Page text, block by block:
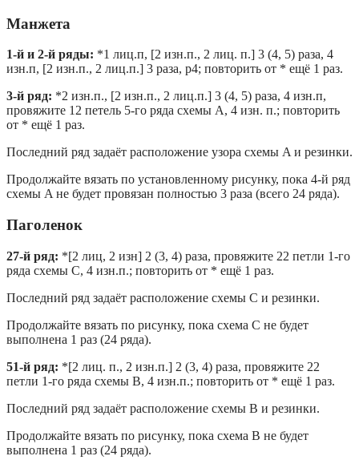
Манжета
1-й и 2-й ряды: *1 лиц.п, [2 изн.п., 2 лиц. п.] 3 (4, 5) раза, 4
изн.п, [2 изн.п., 2 лиц.п.] 3 раза, p4; повторить от * ещё 1 раз.
3-й ряд: *2 изн.п., [2 изн.п., 2 лиц.п.] 3 (4, 5) раза, 4 изн.п,
провяжите 12 петель 5-го ряда схемы A, 4 изн. п.; повторить
от * ещё 1 раз.
Последний ряд задаёт расположение узора схемы A и резинки.
Продолжайте вязать по установленному рисунку, пока 4-й ряд
схемы A не будет провязан полностью 3 раза (всего 24 ряда).
Паголенок
27-й ряд: *[2 лиц, 2 изн] 2 (3, 4) раза, провяжите 22 петли 1-го
ряда схемы C, 4 изн.п.; повторить от * ещё 1 раз.
Последний ряд задаёт расположение схемы C и резинки.
Продолжайте вязать по рисунку, пока схема C не будет
выполнена 1 раз (24 ряда).
51-й ряд: *[2 лиц. п., 2 изн.п.] 2 (3, 4) раза, провяжите 22
петли 1-го ряда схемы B, 4 изн.п.; повторить от * ещё 1 раз.
Последний ряд задаёт расположение схемы B и резинки.
Продолжайте вязать по рисунку, пока схема B не будет
выполнена 1 раз (24 ряда).